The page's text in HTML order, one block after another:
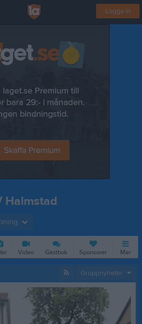
Logga in
Halmstad
Video Gästbok Sponsorer Mer
Gruppnyheter